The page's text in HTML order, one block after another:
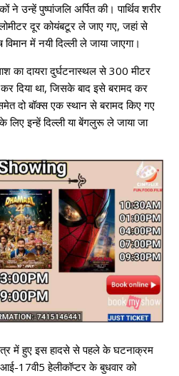
ने उन्हें पुष्पांजलि अर्पित की। पार्थिव शरीर
दूर कोयंबटूर ले जाए गए, जहां से
में नयी दिल्ली ले जाया जाएगा।
का दायरा दुर्घटनास्थल से 300 मीटर
दिया था, जिसके बाद इसे बरामद कर
दो बॉक्स एक स्थान से बरामद किए गए
इन्हें दिल्ली या बेंगलुरू ले जाया जा
में हुए इस हादसे से पहले के घटनाक्रम
17वी5 हेलीकॉप्टर के बुधवार को